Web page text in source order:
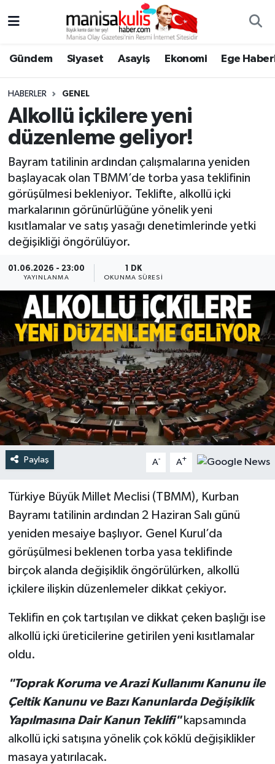
Gündem Siyaset Asayiş Ekonomi Ege
HABERLER GENEL
Alkollü içkilere yeni
düzenleme geliyor!
Bayram tatilinin ardından çalışmalarına yeniden
başlayacak olan TBMM’de torba yasa teklifinin
görüşülmesi bekleniyor. Teklifte, alkollü içki
markalarının görünürlüğüne yönelik yeni
kısıtlamalar ve satış yasağı denetimlerinde yetki
değişikliği öngörülüyor.
01.06.2026 - 23:00
YAYINLANMA
1 DK
OKUNMA SÜRESI
Paylaş A- A+
Türkiye Büyük Millet Meclisi (TBMM), Kurban
Bayramı tatilinin ardından 2 Haziran Salı günü
yeniden mesaiye başlıyor. Genel Kurul’da
görüşülmesi beklenen torba yasa teklifinde
birçok alanda değişiklik öngörülürken, alkollü
içkilere ilişkin düzenlemeler dikkat çekiyor.
Teklifin en çok tartışılan ve dikkat çeken başlığı ise
alkollü içki üreticilerine getirilen yeni kısıtlamalar
oldu.
"Toprak Koruma ve Arazi Kullanımı Kanunu ile
Çeltik Kanunu ve Bazı Kanunlarda Değişiklik
Yapılmasına Dair Kanun Teklifi"kapsamında
alkollü içki satışına yönelik çok köklü değişiklikler
masaya yatırılacak.
Ege Haberleri
Ekonomi
Genel
Gündem
Resmi İlan
Spor
Türkiye
Yaşam
Yunusemre Hava Durumu
Yunusemre Trafik Yoğunluk Haritası
Süper Lig Puan Durumu ve Fikstür
Tüm Manşetler
Son Dakika Haberleri